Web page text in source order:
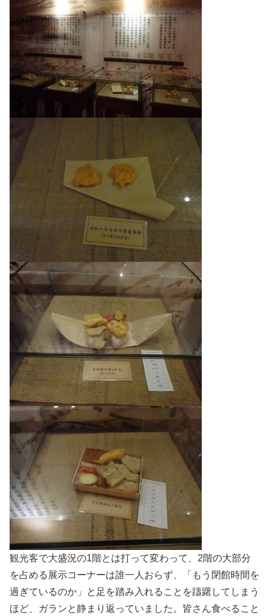
観光客で大盛況の1階とは打って変わって、2階の大部分
を占める展示コーナーは誰一人おらず、「もう閉館時間を
過ぎているのか」と足を踏み入れることを躊躇してしまう
ほど、ガランと静まり返っていました。皆さん食べること